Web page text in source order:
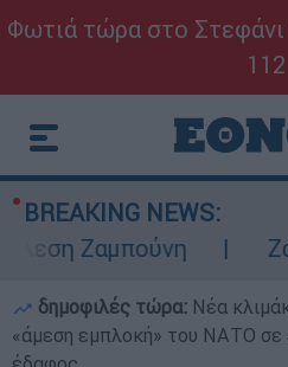
Φωτιά τώρα στο
112
BREAKING NEWS:
Ζαμπούνη
δημοφιλές τώρα: Νέα
«άμεση εμπλοκή» του ΝΑΤΟ σε